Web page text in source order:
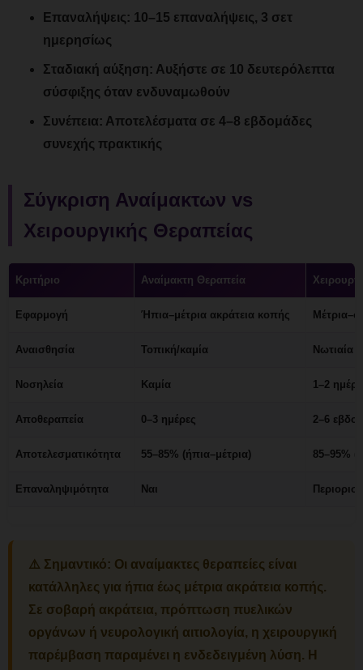
Επαναλήψεις: 10–15 επαναλήψεις, 3 σετ
ημερησίως
Σταδιακή αύξηση: Αυξήστε σε 10 δευτερόλεπτα
σύσφιξης όταν ενδυναμωθούν
Συνέπεια: Αποτελέσματα σε 4–8 εβδομάδες
συνεχής πρακτικής
Σύγκριση Αναίμακτων vs
Χειρουργικής Θεραπείας
Κριτήριο Αναίμακτη Θεραπεία
Εφαρμογή Ήπια–μέτρια ακράτεια κοπής
Αναισθησία Τοπική/καμία Νωτιαία
Νοσηλεία Καμία 1–2
Αποθεραπεία 0–3 ημέρες 2–6
Αποτελεσματικότητα 55–85% (ήπια–μέτρια) 85–95%
Επαναληψιμότητα Ναι
⚠️ Σημαντικό: Οι αναίμακτες θεραπείες είναι
κατάλληλες για ήπια έως μέτρια ακράτεια κοπής.
Σε σοβαρή ακράτεια, πρόπτωση πυελικών
οργάνων ή νευρολογική αιτιολογία, η χειρουργική
παρέμβαση παραμένει η ενδεδειγμένη λύση. Η